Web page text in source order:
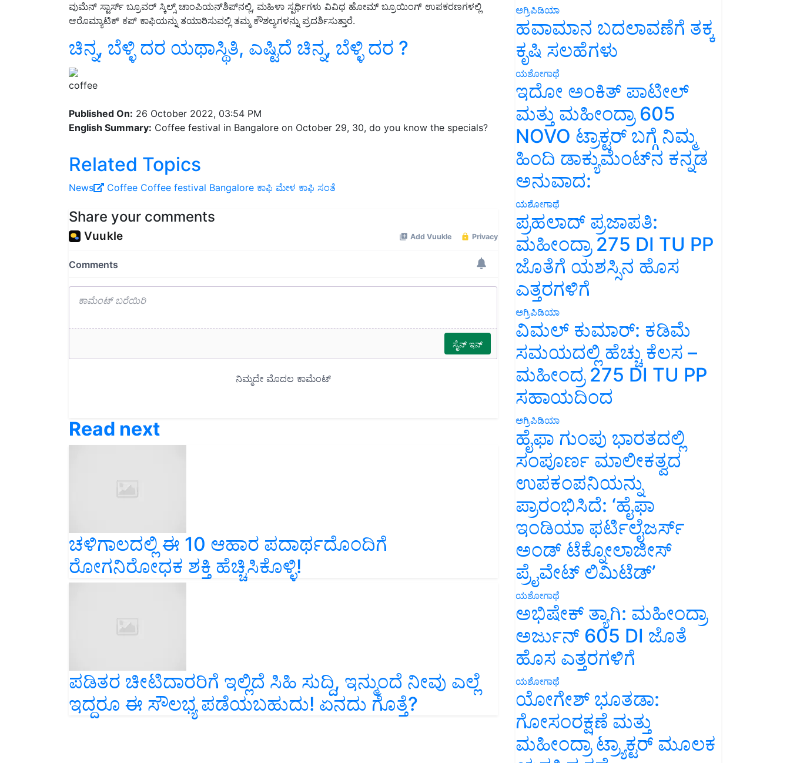
ವುಮೆನ್ ಸ್ಟಾರ್ಸ್ ಬ್ರೂವರ್ ಸ್ಕಿಲ್ಸ್ ಚಾಂಪಿಯನ್‌ಶಿಪ್‌ನಲ್ಲಿ, ಮಹಿಳಾ ಸ್ಪರ್ಧಿಗಳು ವಿವಿಧ ಹೋಮ್ ಬ್ರೂಯಿಂಗ್ ಉಪಕರಣಗಳಲ್ಲಿ
ಆರೊಮ್ಯಾಟಿಕ್ ಕಪ್ ಕಾಫಿಯನ್ನು ತಯಾರಿಸುವಲ್ಲಿ ತಮ್ಮ ಕೌಶಲ್ಯಗಳನ್ನು ಪ್ರದರ್ಶಿಸುತ್ತಾರೆ.
ಚಿನ್ನ, ಬೆಳ್ಳಿ ದರ ಯಥಾಸ್ಥಿತಿ, ಎಷ್ಟಿದೆ ಚಿನ್ನ, ಬೆಳ್ಳಿ ದರ ?
coffee
Published On: 26 October 2022, 03:54 PM
English Summary: Coffee festival in Bangalore on October 29, 30, do you know the specials?
Related Topics
News Coffee Coffee festival Bangalore ಕಾಫಿ ಮೇಳ ಕಾಫಿ ಸಂತೆ
Share your comments
Read next
ಚಳಿಗಾಲದಲ್ಲಿ ಈ 10 ಆಹಾರ ಪದಾರ್ಥದೊಂದಿಗೆ
ರೋಗನಿರೋಧಕ ಶಕ್ತಿ ಹೆಚ್ಚಿಸಿಕೊಳ್ಳಿ!
ಪಡಿತರ ಚೀಟಿದಾರರಿಗೆ ಇಲ್ಲಿದೆ ಸಿಹಿ ಸುದ್ದಿ, ಇನ್ಮುಂದೆ ನೀವು ಎಲ್ಲೆ
ಇದ್ದರೂ ಈ ಸೌಲಭ್ಯ ಪಡೆಯಬಹುದು! ಏನದು ಗೊತ್ತೆ?
ಅಗ್ರಿಪಿಡಿಯಾ
ಹವಾಮಾನ ಬದಲಾವಣೆಗೆ ತಕ್ಕ
ಕೃಷಿ ಸಲಹೆಗಳು
ಯಶೋಗಾಥೆ
ಇದೋ ಅಂಕಿತ್ ಪಾಟೀಲ್
ಮತ್ತು ಮಹೀಂದ್ರಾ 605
NOVO ಟ್ರಾಕ್ಟರ್ ಬಗ್ಗೆ ನಿಮ್ಮ
ಹಿಂದಿ ಡಾಕ್ಯುಮೆಂಟ್‌ನ ಕನ್ನಡ
ಅನುವಾದ:
ಯಶೋಗಾಥೆ
ಪ್ರಹಲಾದ್ ಪ್ರಜಾಪತಿ:
ಮಹೀಂದ್ರಾ 275 DI TU PP
ಜೊತೆಗೆ ಯಶಸ್ಸಿನ ಹೊಸ
ಎತ್ತರಗಳಿಗೆ
ಅಗ್ರಿಪಿಡಿಯಾ
ವಿಮಲ್ ಕುಮಾರ್: ಕಡಿಮೆ
ಸಮಯದಲ್ಲಿ ಹೆಚ್ಚು ಕೆಲಸ –
ಮಹೀಂದ್ರ 275 DI TU PP
ಸಹಾಯದಿಂದ
ಅಗ್ರಿಪಿಡಿಯಾ
ಹೈಫಾ ಗುಂಪು ಭಾರತದಲ್ಲಿ
ಸಂಪೂರ್ಣ ಮಾಲೀಕತ್ವದ
ಉಪಕಂಪನಿಯನ್ನು
ಪ್ರಾರಂಭಿಸಿದೆ: ‘ಹೈಫಾ
ಇಂಡಿಯಾ ಫರ್ಟಿಲೈಜರ್ಸ್
ಅಂಡ್ ಟೆಕ್ನೋಲಾಜೀಸ್
ಪ್ರೈವೇಟ್ ಲಿಮಿಟೆಡ್’
ಯಶೋಗಾಥೆ
ಅಭಿಷೇಕ್ ತ್ಯಾಗಿ: ಮಹೀಂದ್ರಾ
ಅರ್ಜುನ್ 605 DI ಜೊತೆ
ಹೊಸ ಎತ್ತರಗಳಿಗೆ
ಯಶೋಗಾಥೆ
ಯೋಗೇಶ್ ಭೂತಡಾ:
ಗೋಸಂರಕ್ಷಣೆ ಮತ್ತು
ಮಹೀಂದ್ರಾ ಟ್ರ್ಯಾಕ್ಟರ್ ಮೂಲಕ